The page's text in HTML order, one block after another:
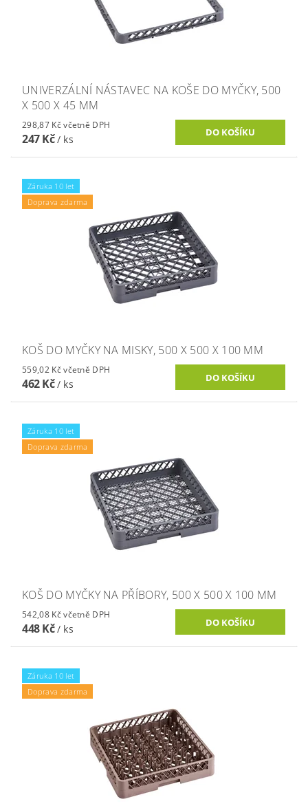
UNIVERZÁLNÍ NÁSTAVEC NA KOŠE DO MYČKY, 500
X 500 X 45 MM
298,87 Kč včetně DPH
247 Kč/ ks
Záruka 10 let
Doprava zdarma
KOŠ DO MYČKY NA MISKY, 500 X 500 X 100 MM
559,02 Kč včetně DPH
462 Kč/ ks
Záruka 10 let
Doprava zdarma
KOŠ DO MYČKY NA PŘÍBORY, 500 X 500 X 100 MM
542,08 Kč včetně DPH
448 Kč/ ks
Záruka 10 let
Doprava zdarma